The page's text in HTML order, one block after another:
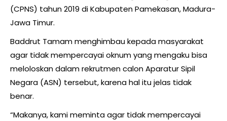
(CPNS) tahun 2019 di Kabupaten Pamekasan, Madura-
Jawa Timur.
Baddrut Tamam menghimbau kepada masyarakat
agar tidak mempercayai oknum yang mengaku bisa
meloloskan dalam rekrutmen calon Aparatur Sipil
Negara (ASN) tersebut, karena hal itu jelas tidak
benar.
“Makanya, kami meminta agar tidak mempercayai